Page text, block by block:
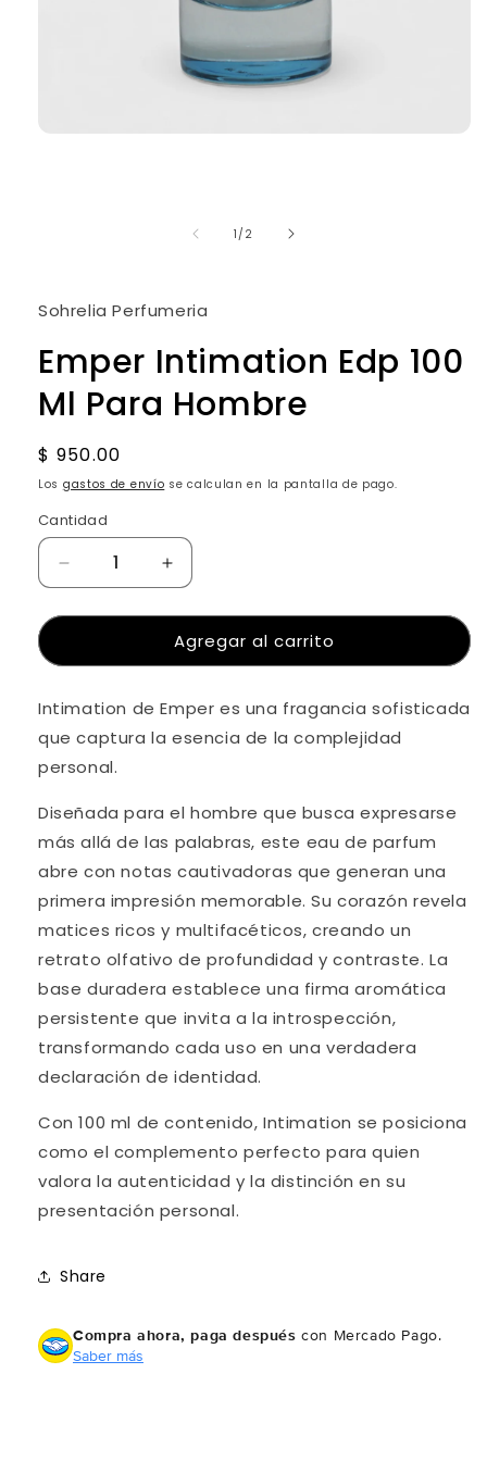
1 /de2
Sohrelia Perfumeria
Emper Intimation Edp 100
Ml Para Hombre
Precio
habitual
$ 950.00
Los gastos de envío se calculan en la pantalla de pago.
Cantidad
Reducir
cantidad
para
Intimation
100
Ml
Para
Hombre
Aumentar
cantidad
para
Emper
Intimation
100
Ml
Agregar al carrito
Intimation de Emper es una fragancia sofisticada
que captura la esencia de la complejidad
personal.
Diseñada para el hombre que busca expresarse
más allá de las palabras, este eau de parfum
abre con notas cautivadoras que generan una
primera impresión memorable. Su corazón revela
matices ricos y multifacéticos, creando un
retrato olfativo de profundidad y contraste. La
base duradera establece una firma aromática
persistente que invita a la introspección,
transformando cada uso en una verdadera
declaración de identidad.
Con 100 ml de contenido, Intimation se posiciona
como el complemento perfecto para quien
valora la autenticidad y la distinción en su
presentación personal.
Share
Compra ahora, paga después con Mercado Pago.
Saber más
Compra ahora y paga a meses
sin tarjeta de crédito
1
2 En tu cuenta de Mercado Pago,
la cantidad de mesesy confirma.
3 Paga mes a mescon saldo disponible,
débito u otros medios.
¿Tienes dudas? Consulta nuestraAyuda.